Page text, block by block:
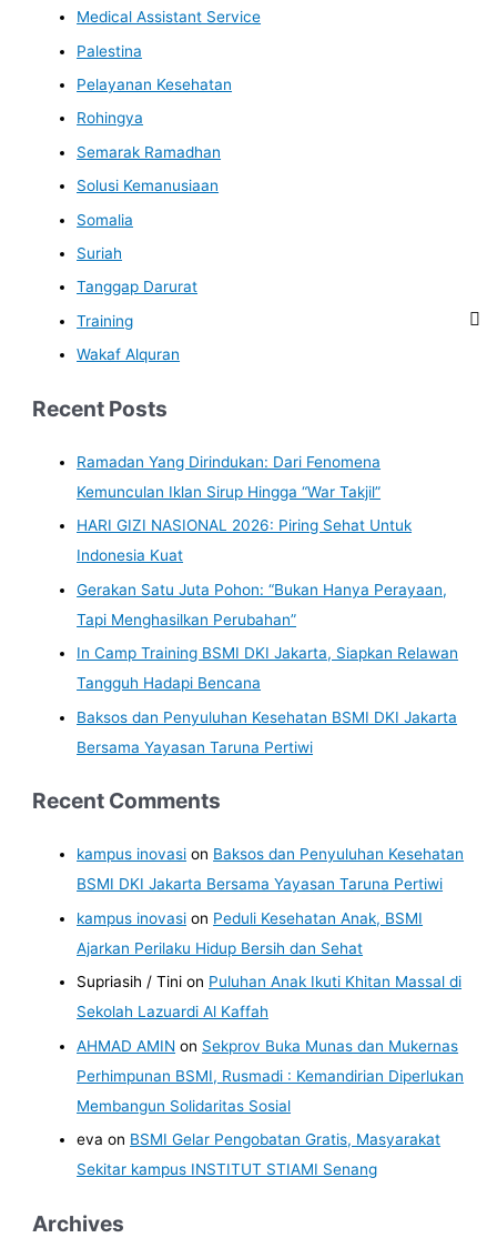
Medical Assistant Service
Palestina
Pelayanan Kesehatan
Rohingya
Semarak Ramadhan
Solusi Kemanusiaan
Somalia
Suriah
Tanggap Darurat
Training
Wakaf Alquran
Recent Posts
Ramadan Yang Dirindukan: Dari Fenomena
Kemunculan Iklan Sirup Hingga “War Takjil”
HARI GIZI NASIONAL 2026: Piring Sehat Untuk
Indonesia Kuat
Gerakan Satu Juta Pohon: “Bukan Hanya Perayaan,
Tapi Menghasilkan Perubahan”
In Camp Training BSMI DKI Jakarta, Siapkan Relawan
Tangguh Hadapi Bencana
Baksos dan Penyuluhan Kesehatan BSMI DKI Jakarta
Bersama Yayasan Taruna Pertiwi
Recent Comments
kampus inovasi on Baksos dan Penyuluhan Kesehatan
BSMI DKI Jakarta Bersama Yayasan Taruna Pertiwi
kampus inovasi on Peduli Kesehatan Anak, BSMI
Ajarkan Perilaku Hidup Bersih dan Sehat
Supriasih / Tini on Puluhan Anak Ikuti Khitan Massal di
Sekolah Lazuardi Al Kaffah
AHMAD AMIN on Sekprov Buka Munas dan Mukernas
Perhimpunan BSMI, Rusmadi : Kemandirian Diperlukan
Membangun Solidaritas Sosial
eva on BSMI Gelar Pengobatan Gratis, Masyarakat
Sekitar kampus INSTITUT STIAMI Senang
Archives